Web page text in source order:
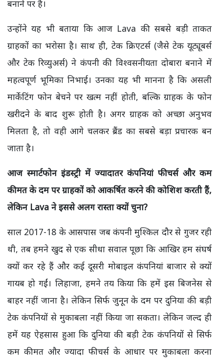
बनाने पर है।
उन्होंने यह भी बताया कि आज Lava की सबसे बड़ी ताकत
ग्राहकों का भरोसा है। साथ ही, टेक क्रिएटर्स (जैसे टेक यूट्यूबर्स
और टेक रिव्युअर्स) ने कंपनी की विश्वसनीयता दोबारा बनाने में
महत्वपूर्ण भूमिका निभाई। उनका यह भी मानना है कि असली
मार्केटिंग फोन बेचने पर खत्म नहीं होती, बल्कि ग्राहक के फोन
खरीदने के बाद शुरू होती है। अगर ग्राहक को अच्छा अनुभव
मिलता है, तो वही आगे चलकर ब्रैंड का सबसे बड़ा प्रचारक बन
जाता है।
आज स्मार्टफोन इंडस्ट्री में ज्यादातर कंपनियां फीचर्स और कम
कीमत के दम पर ग्राहकों को आकर्षित करने की कोशिश करती हैं,
लेकिन Lava ने इससे अलग रास्ता क्यों चुना?
साल 2017-18 के आसपास जब कंपनी मुश्किल दौर से गुजर रही
थी, तब हमने खुद से एक सीधा सवाल पूछा कि आखिर हम संघर्ष
क्यों कर रहे हैं और कई दूसरी मोबाइल कंपनियां बाजार से क्यों
गायब हो गईं। लिहाजा, हमने तय किया कि हमें इस बिजनेस से
बाहर नहीं जाना है। लेकिन सिर्फ जुनून के दम पर दुनिया की बड़ी
टेक कंपनियों से मुकाबला नहीं किया जा सकता। लेकिन जल्द ही
हमें यह ऐहसास हुआ कि दुनिया की बड़ी टेक कंपनियों से सिर्फ
कम कीमत और ज्यादा फीचर्स के आधार पर मुकाबला करना